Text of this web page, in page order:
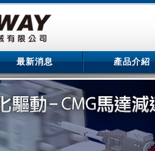
最新消息 產品介紹